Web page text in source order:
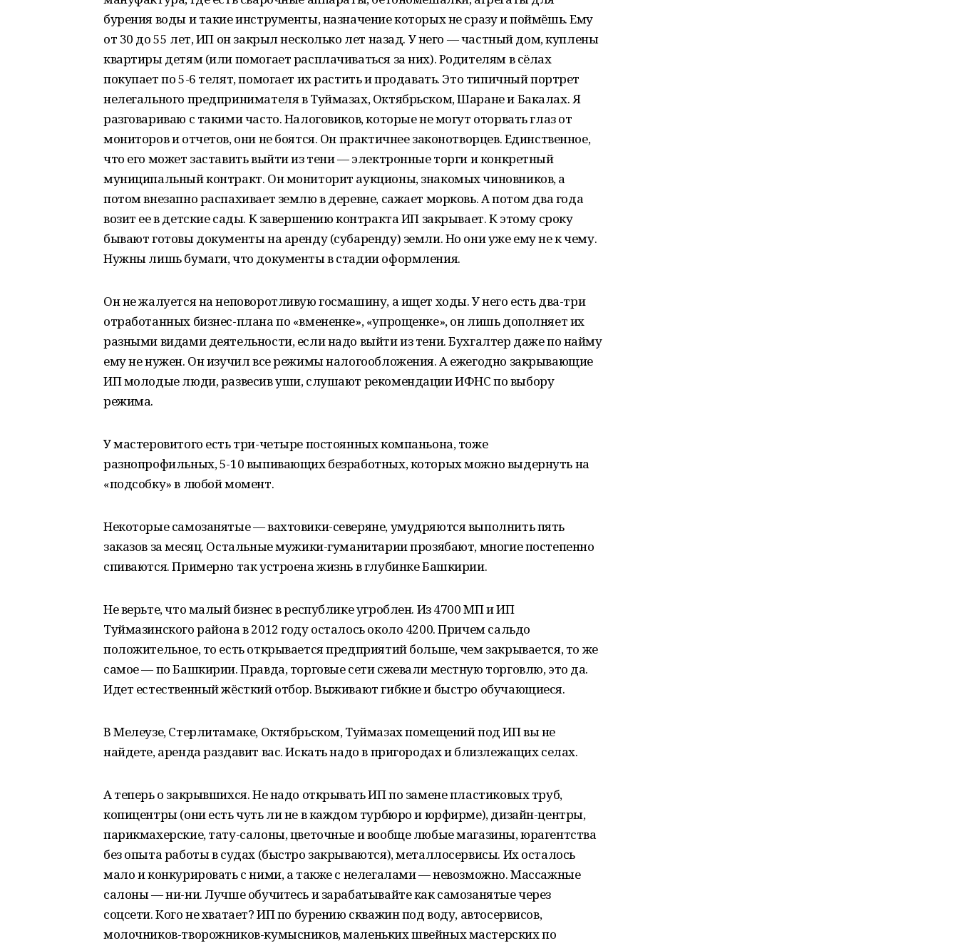
бурения воды и такие инструменты, назначение которых не сразу и поймёшь. Ему
от 30 до 55 лет, ИП он закрыл несколько лет назад. У него — частный дом, куплены
квартиры детям (или помогает расплачиваться за них). Родителям в сёлах
покупает по 5-6 телят, помогает их растить и продавать. Это типичный портрет
нелегального предпринимателя в Туймазах, Октябрьском, Шаране и Бакалах. Я
разговариваю с такими часто. Налоговиков, которые не могут оторвать глаз от
мониторов и отчетов, они не боятся. Он практичнее законотворцев. Единственное,
что его может заставить выйти из тени — электронные торги и конкретный
муниципальный контракт. Он мониторит аукционы, знакомых чиновников, а
потом внезапно распахивает землю в деревне, сажает морковь. А потом два года
возит ее в детские сады. К завершению контракта ИП закрывает. К этому сроку
бывают готовы документы на аренду (субаренду) земли. Но они уже ему не к чему.
Нужны лишь бумаги, что документы в стадии оформления.
Он не жалуется на неповоротливую госмашину, а ищет ходы. У него есть два-три
отработанных бизнес-плана по «вмененке», «упрощенке», он лишь дополняет их
разными видами деятельности, если надо выйти из тени. Бухгалтер даже по найму
ему не нужен. Он изучил все режимы налогообложения. А ежегодно закрывающие
ИП молодые люди, развесив уши, слушают рекомендации ИФНС по выбору
режима.
У мастеровитого есть три-четыре постоянных компаньона, тоже
разнопрофильных, 5-10 выпивающих безработных, которых можно выдернуть на
«подсобку» в любой момент.
Некоторые самозанятые — вахтовики-северяне, умудряются выполнить пять
заказов за месяц. Остальные мужики-гуманитарии прозябают, многие постепенно
спиваются. Примерно так устроена жизнь в глубинке Башкирии.
Не верьте, что малый бизнес в республике угроблен. Из 4700 МП и ИП
Туймазинского района в 2012 году осталось около 4200. Причем сальдо
положительное, то есть открывается предприятий больше, чем закрывается, то же
самое — по Башкирии. Правда, торговые сети сжевали местную торговлю, это да.
Идет естественный жёсткий отбор. Выживают гибкие и быстро обучающиеся.
В Мелеузе, Стерлитамаке, Октябрьском, Туймазах помещений под ИП вы не
найдете, аренда раздавит вас. Искать надо в пригородах и близлежащих селах.
А теперь о закрывшихся. Не надо открывать ИП по замене пластиковых труб,
копицентры (они есть чуть ли не в каждом турбюро и юрфирме), дизайн-центры,
парикмахерские, тату-салоны, цветочные и вообще любые магазины, юрагентства
без опыта работы в судах (быстро закрываются), металлосервисы. Их осталось
мало и конкурировать с ними, а также с нелегалами — невозможно. Массажные
салоны — ни-ни. Лучше обучитесь и зарабатывайте как самозанятые через
соцсети. Кого не хватает? ИП по бурению скважин под воду, автосервисов,
молочников-творожников-кумысников, маленьких швейных мастерских по